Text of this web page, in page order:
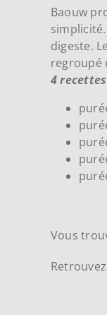
Baouw
digeste.
regroupé
4
Vous